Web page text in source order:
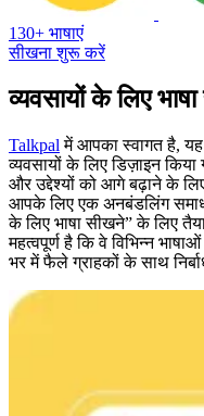
130+ भाषाएं
सीखना शुरू करें
व्यवसायों के लिए
Talkpal में आपका स्वागत है, यह
व्यवसायों के लिए डिज़ाइन
और उद्देश्यों को आगे बढ़ाने के
आपके लिए एक अनबंडलिंग
के लिए भाषा सीखने” के लिए
महत्वपूर्ण है कि वे विभिन्न
भर में फैले ग्राहकों के साथ